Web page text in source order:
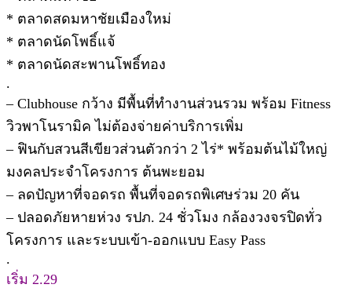
* ตลาดสดมหาชัยเมืองใหม่
* ตลาดนัดโพธิ์แจ้
* ตลาดนัดสะพานโพธิ์ทอง
.
– Clubhouse กว้าง มีพื้นที่ทำงานส่วนรวม พร้อม Fitness
วิวพาโนรามิค ไม่ต้องจ่ายค่าบริการเพิ่ม
– ฟินกับสวนสีเขียวส่วนตัวกว่า 2 ไร่* พร้อมต้นไม้ใหญ่
มงคลประจำโครงการ ต้นพะยอม
– ลดปัญหาที่จอดรถ พื้นที่จอดรถพิเศษร่วม 20 คัน
– ปลอดภัยหายห่วง รปภ. 24 ชั่วโมง กล้องวงจรปิดทั่ว
โครงการ และระบบเข้า-ออกแบบ Easy Pass
.
เริ่ม 2.29